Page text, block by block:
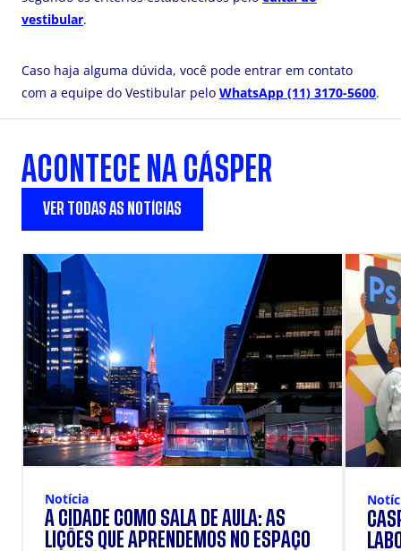
vestibular.
Caso haja alguma dúvida, você pode entrar em contato
com a equipe do Vestibular pelo WhatsApp (11) 3170-5600.
ACONTECE NA CÁSPER
VER TODAS AS NOTÍCIAS
Notícia
A CIDADE COMO SALA DE AULA: AS
LIÇÕES QUE APRENDEMOS NO ESPAÇO